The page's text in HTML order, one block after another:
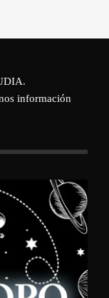
.
información